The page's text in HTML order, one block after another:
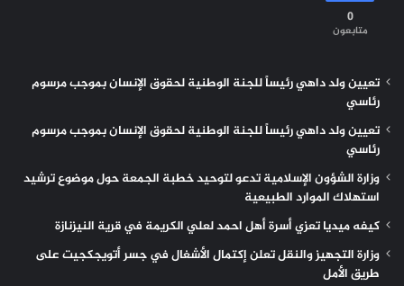
0
متابعون
تعيين ولد داهي رئيساً للجنة الوطنية لحقوق الإنسان بموجب مرسوم
رئاسي
تعيين ولد داهي رئيساً للجنة الوطنية لحقوق الإنسان بموجب مرسوم
رئاسي
وزارة الشؤون الإسلامية تدعو لتوحيد خطبة الجمعة حول موضوع ترشيد
استهلاك الموارد الطبيعية
كيفه ميديا تعزي أسرة أهل احمد لعلي الكريمة في قرية النيزنازة
وزارة التجهيز والنقل تعلن إكتمال الأشغال في جسر أتويجكجيت على
طريق الأمل